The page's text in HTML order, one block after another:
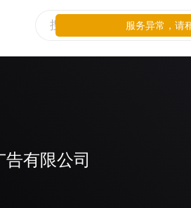
有限公司
服务异常，请